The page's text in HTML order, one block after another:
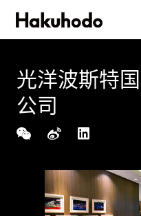
光洋波斯特
公司